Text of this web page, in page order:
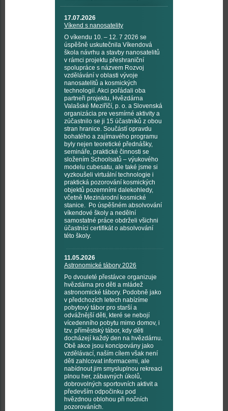
17.07.2026
Víkend s nanosatelity
O víkendu 10. – 12. 7 2026 se
úspěšně uskutečnila Víkendová
škola návrhu a stavby nanosatelitů
v rámci projektu přeshraniční
spolupráce s názvem Rozvoj
vzdělávání v oblasti vývoje
nanosatelitů a kosmických
technologií. Akci pořádali oba
partneři projektu, Hvězdárna
Valašské Meziříčí, p. o. a Slovenská
organizácia pre vesmírné aktivity a
zúčastnilo se ji 15 účastníků z obou
stran hranice. Součástí opravdu
bohatého a zajímavého programu
byly nejen teoretické přednášky,
semináře, praktické činnosti se
složením Schoolsatů – výukového
modelu cubesatu, ale také jsme si
vyzkoušeli virtuální technologie i
praktická pozorování kosmických
objektů pozemními dalekohledy,
včetně Mezinárodní kosmické
stanice. Po úspěšném absolvování
víkendové školy a nedělní
samostatné práce obdrželi všichni
účastníci certifikát o absolvování
této školy.
11.05.2026
Astronomické tábory 2026
Po dvouleté přestávce organizuje
hvězdárna pro děti a mládež
astronomické tábory. Podobně jako
v předchozích letech nabízíme
pobytový tábor pro starší a
odvážnější děti, které se nebojí
vícedenního pobytu mimo domov, i
tzv. příměstský tábor, kdy děti
docházejí každý den na hvězdárnu.
Obě akce jsou koncipovány jako
vzdělávací, naším cílem však není
děti zahlcovat informacemi, ale
nabídnout jim smysluplnou rekreaci
plnou her, zábavných úkolů,
dobrovolných sportovních aktivit a
především odpočinku pod
hvězdnou oblohou při nočních
pozorováních.